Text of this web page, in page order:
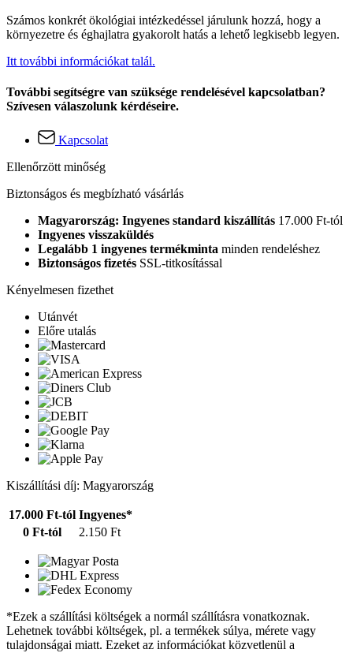
Számos konkrét ökológiai intézkedéssel járulunk hozzá, hogy a
környezetre és éghajlatra gyakorolt hatás a lehető legkisebb legyen.
Itt további információkat talál.
További segítségre van szüksége rendelésével kapcsolatban?
Szívesen válaszolunk kérdéseire.
Kapcsolat
Ellenőrzött minőség
Biztonságos és megbízható vásárlás
Magyarország: Ingyenes standard kiszállítás 17.000 Ft-tól
Ingyenes visszaküldés
Legalább 1 ingyenes termékminta minden rendeléshez
Biztonságos fizetés SSL-titkosítással
Kényelmesen fizethet
Utánvét
Előre utalás
Kiszállítási díj: Magyarország
17.000 Ft-tól Ingyenes*
0 Ft-tól
2.150 Ft
*Ezek a szállítási költségek a normál szállításra vonatkoznak.
Lehetnek további költségek, pl. a termékek súlya, mérete vagy
tulajdonságai miatt. Ezeket az információkat közvetlenül a